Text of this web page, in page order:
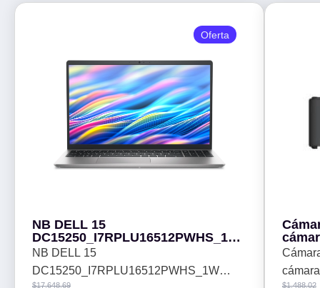
NB DELL 15
DC15250_I7RPLU16512PWHS_1W
0Y8RM. Core i7-1355U - RAM
16GB, 16GBx1, 15.6 Pulgadas,
512GB, Windows 11 Home,
NB DELL 15
DC15250_I7RPLU16512PWHS_1W
$17,648.69
Oferta
$1,488.02